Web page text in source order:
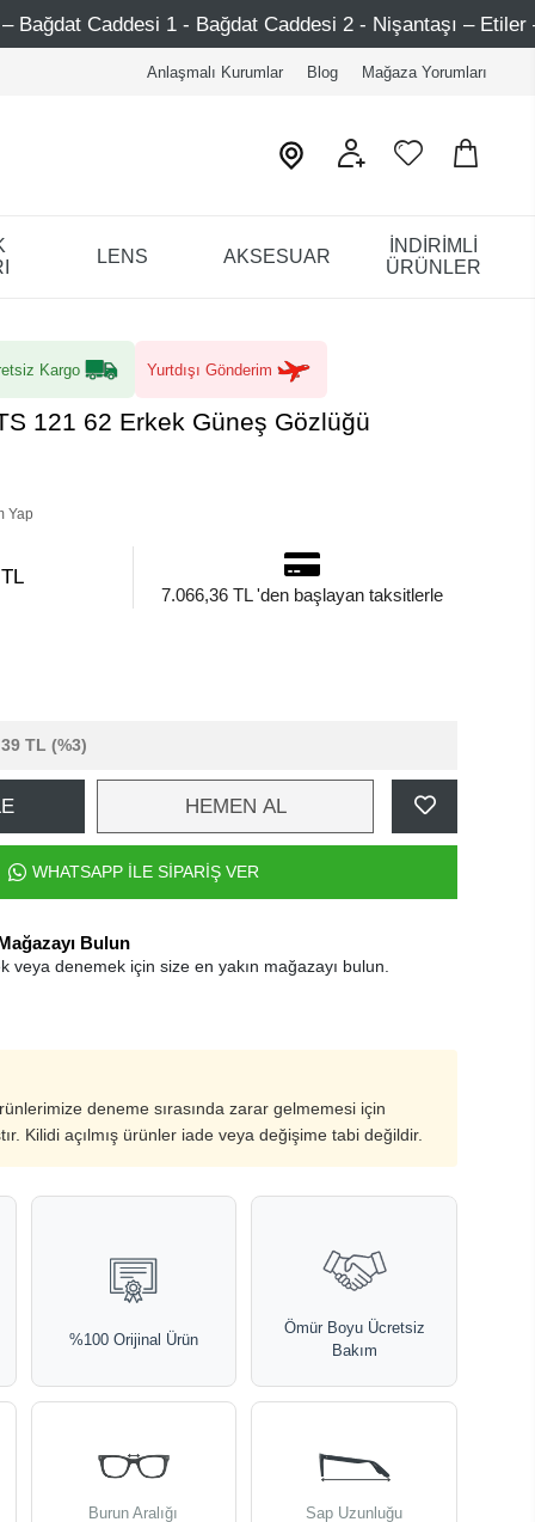
- Bağdat Caddesi 2 - Nişantaşı – Etiler – Ataşehir
Anlaşmalı Kurumlar Blog Mağaza Yorumları
LENS AKSESUAR
İNDİRİMLİ
ÜRÜNLER
Kargo Yurtdışı Gönderim
121 62 Erkek Güneş Gözlüğü
Yap
7.066,36 TL 'den başlayan taksitlerle
TL (%3)
HEMEN AL
WHATSAPP İLE SİPARİŞ VER
Bulun
veya denemek için size en yakın mağazayı bulun.
deneme sırasında zarar gelmemesi için
Kilidi açılmış ürünler iade veya değişime tabi değildir.
%100 Orijinal Ürün
Ömür Boyu Ücretsiz
Bakım
Burun Aralığı Sap Uzunluğu